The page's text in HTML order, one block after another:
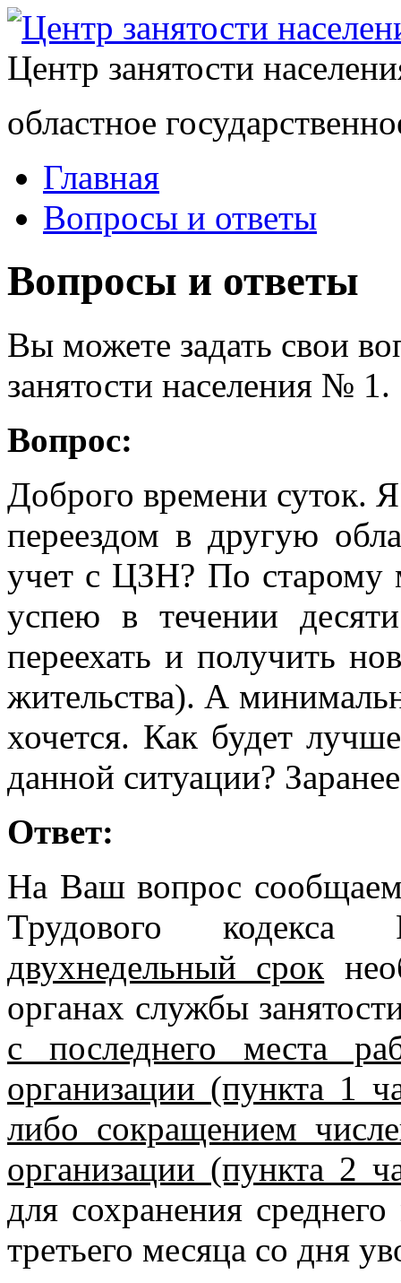
Центр занятости
областное
Главная
Вопросы и ответы
Вопросы и ответы
Вы можете задать свои
занятости населения № 1.
Вопрос:
Доброго времени суток.
переездом в другую
учет с ЦЗН? По старому
успею в течении
переехать и получить
жительства). А
хочется. Как будет
данной ситуации?
Ответ:
На Ваш вопрос
Трудового
двухнедельный срок
органах службы
с последнего места
организации (пункта 1
либо сокращением
организации (пункта 2
для сохранения
третьего месяца со дня